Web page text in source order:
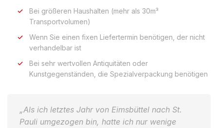
Bei größeren Haushalten (mehr als 30m³
Transportvolumen)
Wenn Sie einen fixen Liefertermin benötigen, der nicht
verhandelbar ist
Bei sehr wertvollen Antiquitäten oder
Kunstgegenständen, die Spezialverpackung benötigen
„Als ich letztes Jahr von Eimsbüttel nach St.
Pauli umgezogen bin, hatte ich nur wenige